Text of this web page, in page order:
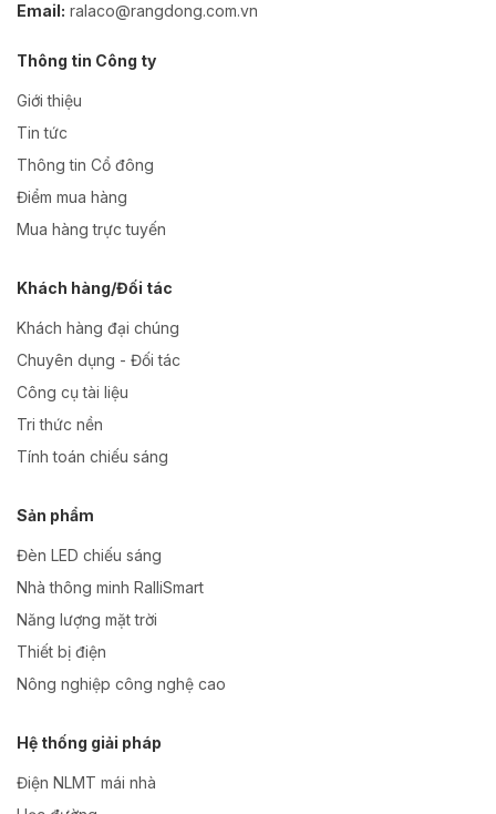
Email: ralaco@rangdong.com.vn
Thông tin Công ty
Giới thiệu
Tin tức
Thông tin Cổ đông
Điểm mua hàng
Mua hàng trực tuyến
Khách hàng/Đối tác
Khách hàng đại chúng
Chuyên dụng - Đối tác
Công cụ tài liệu
Tri thức nền
Tính toán chiếu sáng
Sản phẩm
Đèn LED chiếu sáng
Nhà thông minh RalliSmart
Năng lượng mặt trời
Thiết bị điện
Nông nghiệp công nghệ cao
Hệ thống giải pháp
Điện NLMT mái nhà